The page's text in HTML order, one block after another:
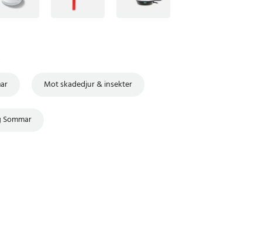
Mot skadedjur & insekter